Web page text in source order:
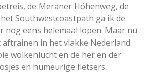
de Meraner Höhenweg, de
Southwestcoastpath ga ik de
nog eens helemaal lopen. Maar nu
in het vlakke Nederland.
wolkenlucht en de her en der
en humeurige fietsers.